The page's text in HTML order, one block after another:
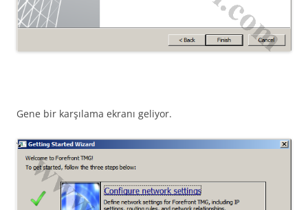
Gene bir karşılama ekranı geliyor.